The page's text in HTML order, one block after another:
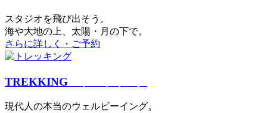
スタジオを⾶び出そう。
海や大地の上、太陽・⽉の下で。
さらに詳しく・ご予約
TREKKING
現代⼈の本当のウェルビーイング。